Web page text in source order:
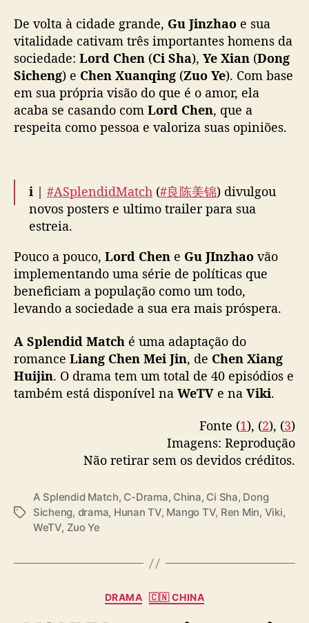
p
o
i
S
h
a
A
S
e
n
d
i
d
a
t
c
h
2026
De volta à cidade grande, Gu Jinzhao e sua
vitalidade cativam três importantes homens da
sociedade: Lord Chen (Ci Sha), Ye Xian (Dong
Sicheng) e Chen Xuanqing (Zuo Ye). Com base
em sua própria visão do que é o amor, ela
acaba se casando com Lord Chen, que a
respeita como pessoa e valoriza suas opiniões.
ℹ️ | #ASplendidMatch (#良陈美锦) divulgou
novos posters e ultimo trailer para sua
estreia.
O romance de época é estrelado por
#RenMin,#CiSha,#DongSiChenge#HuangYi
e já está disponível para assistir na
MangoTV, WeTV e iQiyi.
— Drama Observer (@dramaobs)May 5,
2026
Pouco a pouco, Lord Chen e Gu JInzhao vão
implementando uma série de políticas que
beneficiam a população como um todo,
levando a sociedade a sua era mais próspera.
A Splendid Match é uma adaptação do
romance Liang Chen Mei Jin, de Chen Xiang
Huijin. O drama tem um total de 40 episódios e
também está disponível na WeTV e na Viki.
Fonte (1), (2), (3)
Imagens: Reprodução
Não retirar sem os devidos créditos.
T
A Splendid Match, C-Drama, China, Ci Sha, Dong
Sicheng, drama, Hunan TV, Mango TV, Ren Min, Viki,
WeTV, Zuo Ye
C
DRAMA 🇨🇳 CHINA